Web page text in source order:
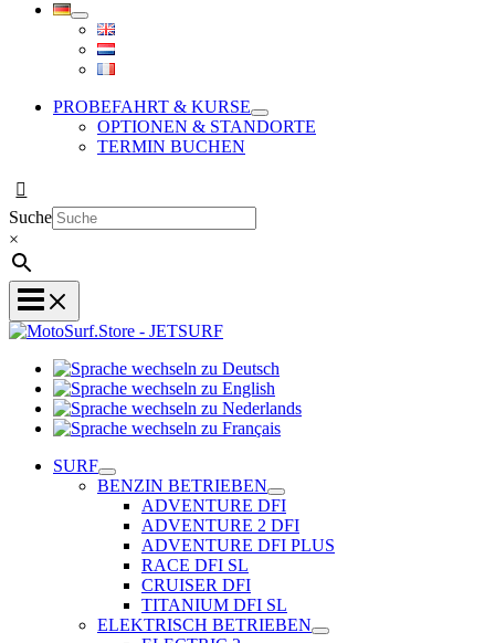
PROBEFAHRT & KURSE
OPTIONEN & STANDORTE
TERMIN BUCHEN
Suche
×
zu
Deutsch
wechseln
zu
Sprache
Sprache
Français
SURF
BENZIN BETRIEBEN
ADVENTURE DFI
ADVENTURE 2 DFI
ADVENTURE DFI PLUS
RACE DFI SL
CRUISER DFI
TITANIUM DFI SL
ELEKTRISCH BETRIEBEN